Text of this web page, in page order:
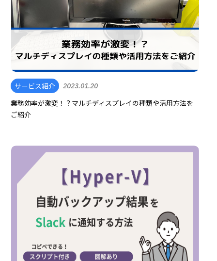
サービス紹介 2023.01.20
業務効率が激変！？マルチディスプレイの種類や活用方法を
ご紹介